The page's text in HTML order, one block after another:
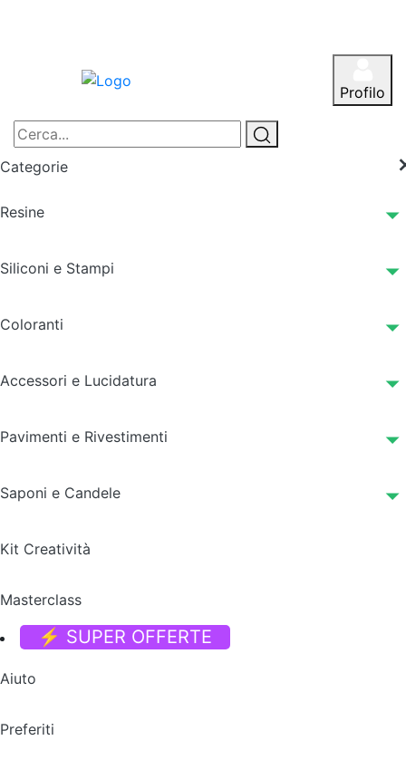
Profilo
Categorie
Resine
Siliconi e Stampi
Coloranti
Accessori e Lucidatura
Pavimenti e Rivestimenti
Saponi e Candele
Kit Creatività
Masterclass
⚡ SUPER OFFERTE
Aiuto
Preferiti